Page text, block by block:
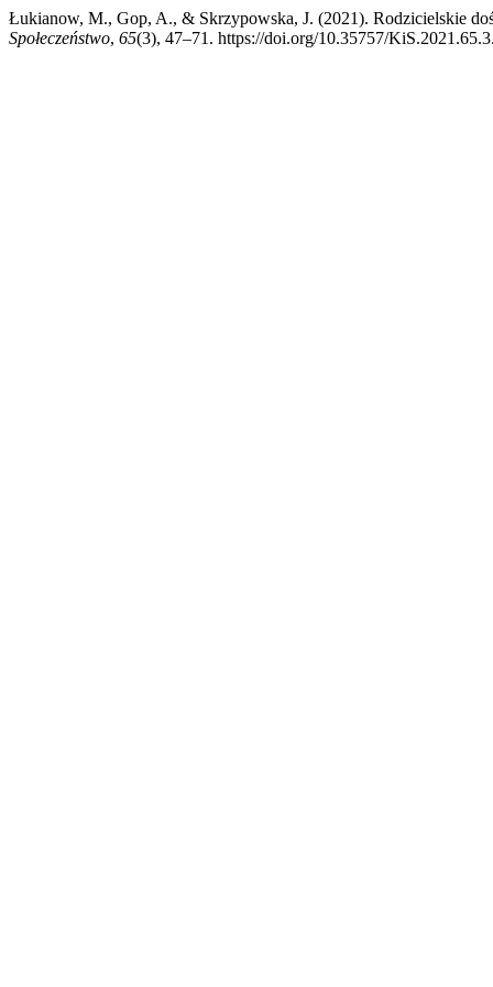
Łukianow, M., Gop, A., & Skrzypowska, J. (2021). Rodzicielskie
Społeczeństwo, 65(3), 47–71. https://doi.org/10.35757/